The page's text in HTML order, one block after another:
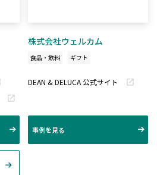
株式会社ウェルカム
食品・飲料 ギフト
DEAN & DELUCA 公式サイト
事例を見る